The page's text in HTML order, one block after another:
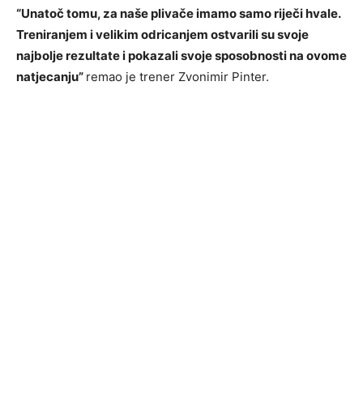
“Unatoč tomu, za naše plivače imamo samo riječi hvale.
Treniranjem i velikim odricanjem ostvarili su svoje
najbolje rezultate i pokazali svoje sposobnosti na ovome
natjecanju” remao je trener Zvonimir Pinter.